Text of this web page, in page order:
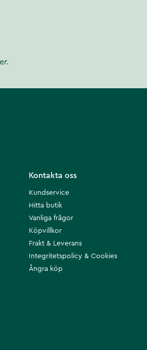
Kontakta oss
Kundservice
Hitta butik
Vanliga frågor
Köpvillkor
Frakt & Leverans
Integritetspolicy & Cookies
Ångra köp